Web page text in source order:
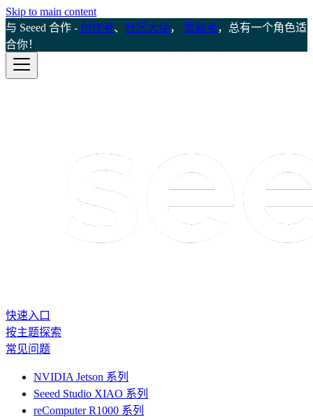
Skip to main content
与 Seeed 合作 - 创作者、 社区大使， 贡献者，总有一个角色适
合你！
快速入口
按主题探索
常见问题
NVIDIA Jetson 系列
Seeed Studio XIAO 系列
reComputer R1000 系列